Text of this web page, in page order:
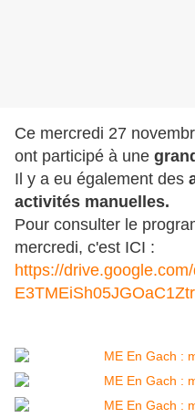
Ce mercredi 27
ont participé à une
Il y a eu également des
activités manuelles.
Pour consulter le
mercredi, c'est ICI :
https://